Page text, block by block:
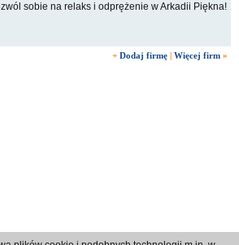
sobie na relaks i odprężenie w Arkadii Piękna!
+ Dodaj firmę | Więcej firm »